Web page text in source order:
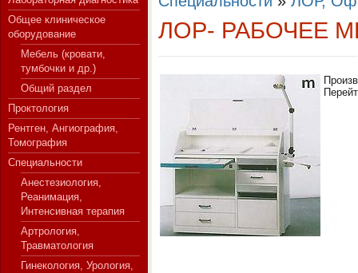
СЕРВЕР МЕДИЦИНСКОГО
Общее клиническое
оборудование
Мебель (кровати,
тумбочки и др.)
Общий раздел
Проктология
Рентген, Ангиография,
Томография
Специальности
Анестезиология,
Реанимация,
Интенсивная терапия
Артрология,
Травматология
Гинекология, Урология,
ЛОР- РАБОЧЕЕ